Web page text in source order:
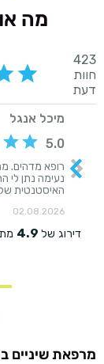
מה
מרפאת שיניים